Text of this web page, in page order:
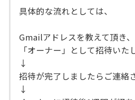
具体的な流れとしては、
Gmailアドレスを教えて頂き
「オーナー」として招待いた
↓
招待が完了しましたらご連絡
↓